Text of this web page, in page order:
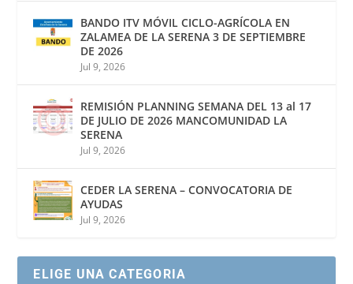
BANDO ITV MÓVIL CICLO-AGRÍCOLA EN
ZALAMEA DE LA SERENA 3 DE SEPTIEMBRE
DE 2026
Jul 9, 2026
REMISIÓN PLANNING SEMANA DEL 13 al 17
DE JULIO DE 2026 MANCOMUNIDAD LA
SERENA
Jul 9, 2026
CEDER LA SERENA – CONVOCATORIA DE
AYUDAS
Jul 9, 2026
ELIGE UNA CATEGORIA